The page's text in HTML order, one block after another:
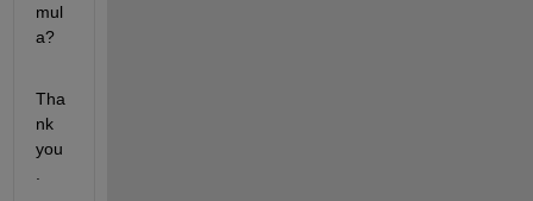
mul
a?
Tha
nk
you